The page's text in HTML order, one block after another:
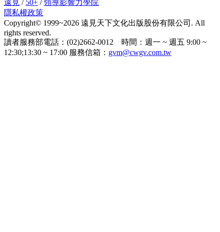
遠見 / 50+ / 領導影響力學院
隱私權政策
Copyright© 1999~2026 遠見天下文化出版股份有限公司. All
rights reserved.
讀者服務部電話：(02)2662-0012 時間：週一 ~ 週五 9:00 ~
12:30;13:30 ~ 17:00 服務信箱： gvm@cwgv.com.tw